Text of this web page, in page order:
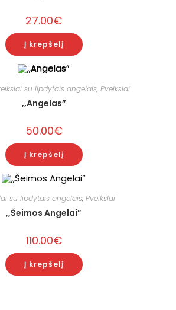
27.00€
Į krepšelį
su lipdytais angelais, Pveikslai
,,Angelas”
50.00€
Į krepšelį
su lipdytais angelais, Pveikslai
,,Šeimos Angelai”
110.00€
Į krepšelį